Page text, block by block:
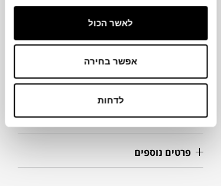
לאשר הכול
אפשר בחירה
לדחות
15X13X13.5H ס"מ
מידע על חומרים
מק"ט
פרטים נוספים